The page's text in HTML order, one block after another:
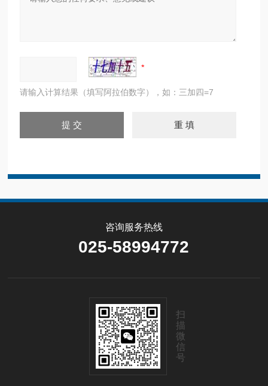
请输入计算结果（填写阿拉伯数字），如：三加四=7
咨询服务热线
025-58994772
扫
描
微
信
号